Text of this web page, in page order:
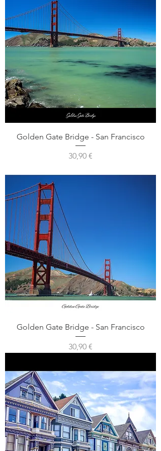
Golden Gate Bridge - San Francisco
Prix
30,90 €
Golden Gate Bridge - San Francisco
Prix
30,90 €